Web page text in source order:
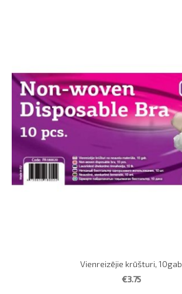
Vienreizējie krūšturi, 10gab
€3.75